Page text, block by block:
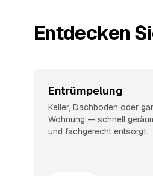
Entdecken
Entrümpelung
Keller, Dachboden oder
Wohnung — schnell
und fachgerecht entsorgt.